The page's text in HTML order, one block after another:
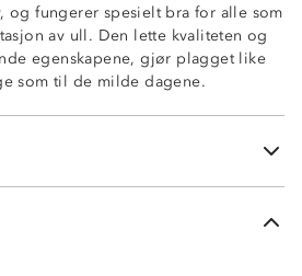
og fungerer spesielt bra for alle som
av ull. Den lette kvaliteten og
egenskapene, gjør plagget like
som til de milde dagene.
70% merinoull / 30% polyester
innside, 100% polyester